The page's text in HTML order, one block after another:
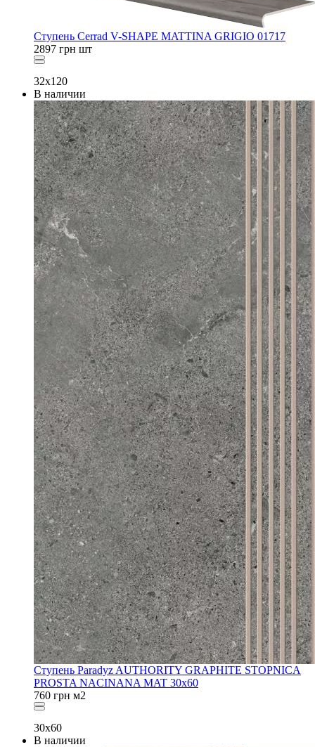
Ступень Cerrad V-SHAPE MATTINA GRIGIO 01717
2897 грн шт
32x120
В наличии
Ступень Paradyz AUTHORITY GRAPHITE STOPNICA
PROSTA NACINANA MAT 30x60
760 грн м2
30x60
В наличии